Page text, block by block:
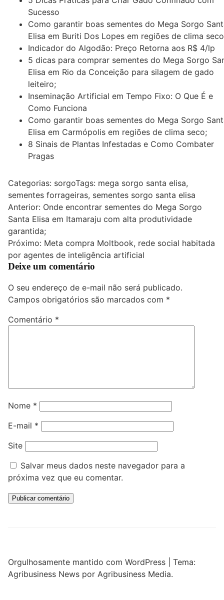
Sucesso
Como garantir boas sementes do Mega Sorgo
Elisa em Buriti Dos Lopes em regiões de clima
Indicador do Algodão: Preço Retorna aos R$ 4/lp
5 dicas para comprar sementes do Mega Sorgo
Elisa em Rio da Conceição para silagem de gado
leiteiro;
Inseminação Artificial em Tempo Fixo: O Que É e
Como Funciona
Como garantir boas sementes do Mega Sorgo
Elisa em Carmópolis em regiões de clima seco;
8 Sinais de Plantas Infestadas e Como Combater
Pragas
Categorias: sorgoTags: mega sorgo santa elisa,
sementes forrageiras, sementes sorgo santa elisa
Navegação
de
Post
Anterior: Onde encontrar sementes do Mega Sorgo
Santa Elisa em Itamaraju com alta produtividade
garantida;
Próximo: Meta compra Moltbook, rede social habitada
por agentes de inteligência artificial
Deixe um comentário
O seu endereço de e-mail não será publicado.
Campos obrigatórios são marcados com *
Comentário *
Nome *
E-mail *
Site
Salvar meus dados neste navegador para a
próxima vez que eu comentar.
Orgulhosamente mantido com WordPress
Tema:
Agribusiness News por Agribusiness Media.